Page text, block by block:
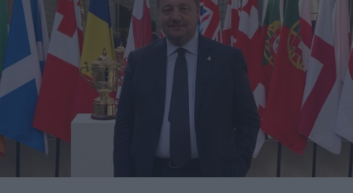
United Rugby Championship
Top14
Premiership
Champions Cup
Challenge Cup